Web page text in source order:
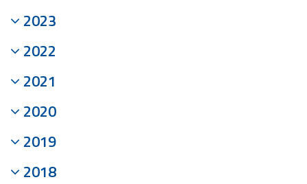
2023
2022
2021
2020
2019
2018